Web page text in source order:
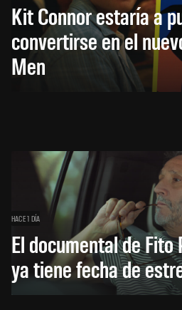
Kit Connor estaría a
convertirse en el
Men
HACE 1 DÍA
El documental de
ya tiene fecha de